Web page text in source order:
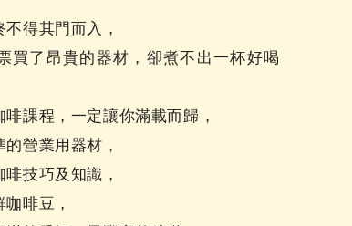
得其門而入，
買了昂貴的器材，卻煮不出一杯好喝
課程，一定讓你滿載而歸，
營業用器材，
技巧及知識，
啡豆，